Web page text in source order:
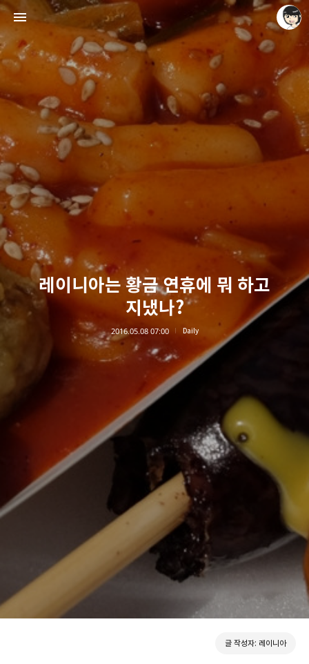
레이니아는 황금 연휴에 뭐 하고
지냈나?
2016.05.08 07:00 Daily
글 작성자: 레이니아
레이니아